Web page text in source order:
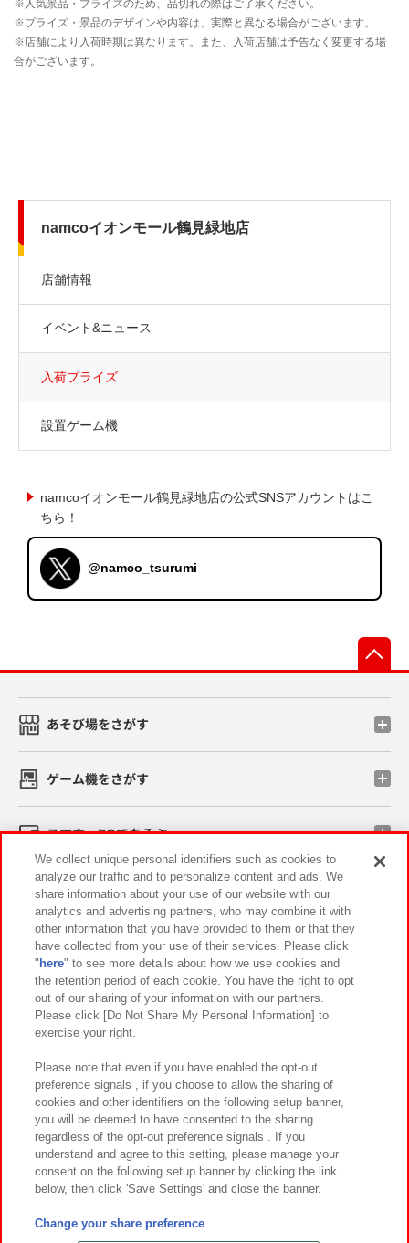
namcoイオンモール鶴見緑地店
店舗情報
イベント&ニュース
入荷プライズ
設置ゲーム機
namcoイオンモール鶴見緑地店の公式SNSアカウントはこ
ちら！
@namco_tsurumi
あそび場をさがす
ゲーム機をさがす
スマホ・PCであそぶ
イベント・キャンペーン
関連会社 サステナビリティ サイトポリシー
プライバシーポリシー ウェブアクセシビリティ方針と検証結果
お取引先さまとともに
カスタマーハラスメント対応方針 よくあるご質問・お問い合わせ
©Bandai Namco Amusement Inc.
©Bandai Namco Amusement Lab Inc.
We collect unique personal identifiers such as cookies to
analyze our traffic and to personalize content and ads. We
share information about your use of our website with our
analytics and advertising partners, who may combine it with
other information that you have provided to them or that they
have collected from your use of their services. Please click
" here" to see more details about how we use cookies and
the retention period of each cookie. You have the right to opt
out of our sharing of your information with our partners.
Please click [Do Not Share My Personal Information] to
exercise your right.
Please note that even if you have enabled the opt-out
preference signals , if you choose to allow the sharing of
cookies and other identifiers on the following setup banner,
you will be deemed to have consented to the sharing
regardless of the opt-out preference signals . If you
understand and agree to this setting, please manage your
consent on the following setup banner by clicking the link
below, then click 'Save Settings' and close the banner.
Change your share preference